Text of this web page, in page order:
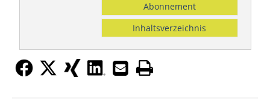
Abonnement
Inhaltsverzeichnis